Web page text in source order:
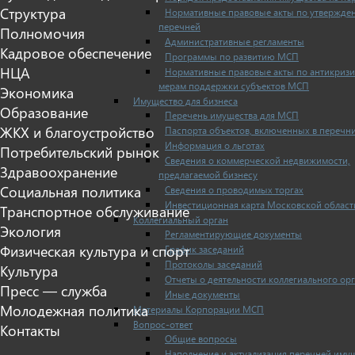
Нормативные правовые акты по
перечней
Административные регламенты
Программы по развитию МСП
Нормативные правовые акты по
мерам поддержки субъектов МСП
Имущество для бизнеса
Перечень имущества для МСП
Паспорта объектов, включенных в
Информация о льготах
Сведения о коммерческой недвижимости,
предлагаемой бизнесу
Сведения о проводимых торгах
Инвестиционная карта Московской
Коллегиальный орган
Регламентирующие документы
График заседаний
Протоколы заседаний
Отчеты о деятельности коллегиального
Иные документы
Материалы Корпорации МСП
Вопрос-ответ
Общие вопросы
Структура
Полномочия
Кадровое обеспечение
НЦА
Экономика
Образование
ЖКХ и благоустройство
Потребительский рынок
Здравоохранение
Социальная политика
Транспортное обслуживание
Экология
Физическая культура и спорт
Культура
Пресс — служба
Молодежная политика
Контакты